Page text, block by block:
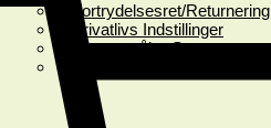
Fortrydelsesret/Returnering
Privatlivs Indstillinger
Spørgsmål & Svar